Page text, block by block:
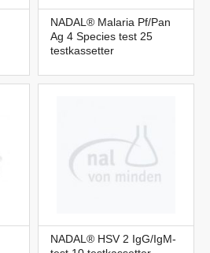
NADAL® Malaria Pf/Pan
Ag 4 Species test 25
testkassetter
NADAL® HSV 2 IgG/IgM-